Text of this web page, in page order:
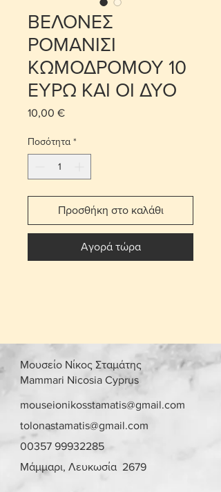
ΒΕΛΟΝΕΣ
ΡΟΜΑΝΙΣΙ
ΚΩΜΟΔΡΟΜΟΥ 10
ΕΥΡΩ ΚΑΙ ΟΙ ΔΥΟ
10,00 €Τιμή
Ποσότητα *
Προσθήκη στο καλάθι
Αγορά τώρα
Μουσείο Νίκος Σταμάτης
Mammari Nicosia Cyprus
mouseionikosstamatis@gmail.com
tolonastamatis@gmail.com
00357 99932285
Μάμμαρι, Λευκωσία 2679